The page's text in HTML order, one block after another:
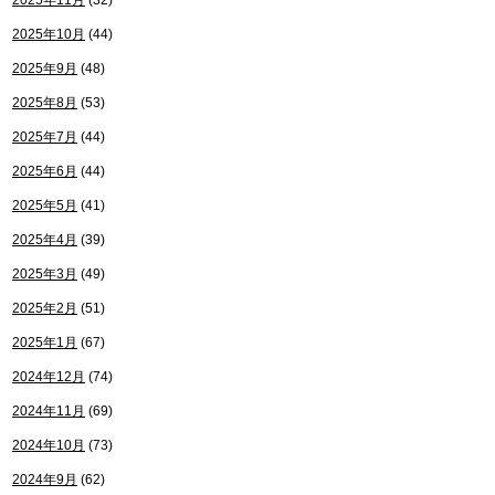
2025年10月 (44)
2025年9月 (48)
2025年8月 (53)
2025年7月 (44)
2025年6月 (44)
2025年5月 (41)
2025年4月 (39)
2025年3月 (49)
2025年2月 (51)
2025年1月 (67)
2024年12月 (74)
2024年11月 (69)
2024年10月 (73)
2024年9月 (62)